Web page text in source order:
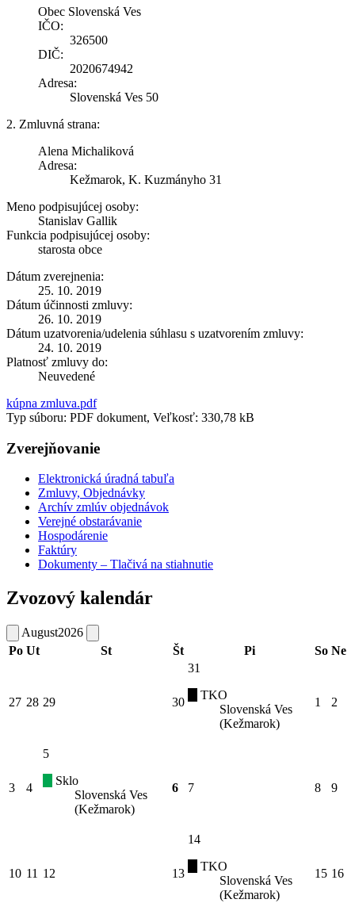
Obec Slovenská Ves
IČO:
326500
DIČ:
2020674942
Adresa:
Slovenská Ves 50
2. Zmluvná strana:
Alena Michaliková
Adresa:
Kežmarok, K. Kuzmányho 31
Meno podpisujúcej osoby:
Stanislav Gallik
Funkcia podpisujúcej osoby:
starosta obce
Dátum zverejnenia:
25. 10. 2019
Dátum účinnosti zmluvy:
26. 10. 2019
Dátum uzatvorenia/udelenia súhlasu s uzatvorením zmluvy:
24. 10. 2019
Platnosť zmluvy do:
Neuvedené
kúpna zmluva.pdf
Typ súboru: PDF dokument, Veľkosť: 330,78 kB
Zverejňovanie
Elektronická úradná tabuľa
Zmluvy, Objednávky
Archív zmlúv objednávok
Verejné obstarávanie
Hospodárenie
Faktúry
Dokumenty – Tlačivá na stiahnutie
Zvozový kalendár
August2026
Po Ut St Št Pi So Ne
27 28 29 30
31
TKO
Slovenská Ves
(Kežmarok)
1 2
3 4
5
Sklo
Slovenská Ves
(Kežmarok)
6 7 8 9
10 11 12 13
14
TKO
Slovenská Ves
(Kežmarok)
15 16